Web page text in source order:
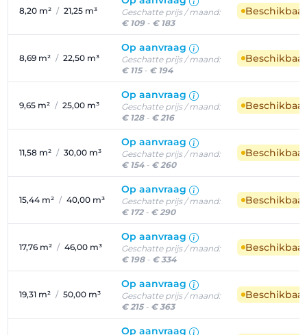
8,20 m² / 21,25 m³
Geschatte prijs / maand:
€ 109- € 183
8,69 m² / 22,50 m³
Op aanvraag
Geschatte prijs / maand:
€ 115- € 194
9,65 m² / 25,00 m³
Op aanvraag
Geschatte prijs / maand:
€ 128- € 216
11,58 m² / 30,00 m³
Op aanvraag
Geschatte prijs / maand:
€ 154- € 260
15,44 m² / 40,00 m³
Op aanvraag
Geschatte prijs / maand:
€ 172- € 290
17,76 m² / 46,00 m³
Op aanvraag
Geschatte prijs / maand:
€ 198- € 334
19,31 m² / 50,00 m³
Op aanvraag
Geschatte prijs / maand:
€ 215- € 363
Op aanvraag